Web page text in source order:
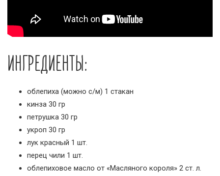
ИНГРЕДИЕНТЫ:
облепиха (можно с/м) 1 стакан
кинза 30 гр
петрушка 30 гр
укроп 30 гр
лук красный 1 шт.
перец чили 1 шт.
облепиховое масло от «Масляного короля» 2 ст. л.